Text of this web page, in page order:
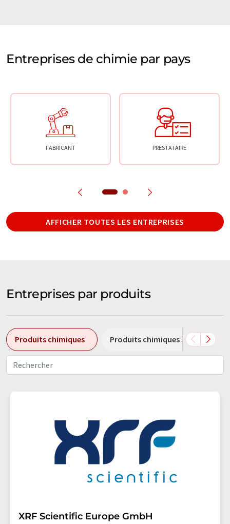
Entreprises de chimie par pays
FABRICANT PRESTATAIRE
AFFICHER TOUTES LES ENTREPRISES
Entreprises par produits
Produits chimiques Produits chimiques spéciaux
XRF Scientific Europe GmbH